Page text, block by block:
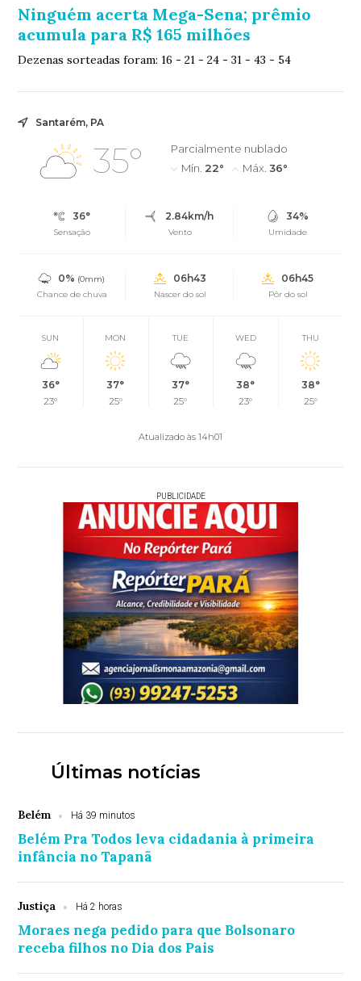
Ninguém acerta Mega-Sena; prêmio
acumula para R$ 165 milhões
Dezenas sorteadas foram: 16 - 21 - 24 - 31 - 43 - 54
Santarém, PA
35°
Parcialmente nublado
Mín. 22° Máx. 36°
36°
Sensação
2.84km/h
Vento
34%
Umidade
0% (0mm)
Chance de chuva
06h43
Nascer do sol
06h45
Pôr do sol
SUN
36°
23°
MON
37°
25°
TUE
37°
25°
WED
38°
23°
THU
38°
25°
Atualizado às 14h01
PUBLICIDADE
Últimas notícias
Belém Há 39 minutos
Belém Pra Todos leva cidadania à primeira
infância no Tapanã
Justiça Há 2 horas
Moraes nega pedido para que Bolsonaro
receba filhos no Dia dos Pais